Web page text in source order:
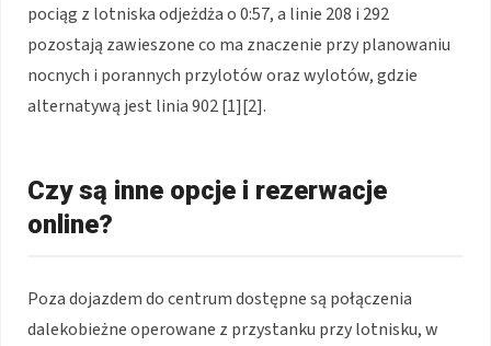
pociąg z lotniska odjeżdża o 0:57, a linie 208 i 292
pozostają zawieszone co ma znaczenie przy planowaniu
nocnych i porannych przylotów oraz wylotów, gdzie
alternatywą jest linia 902 [1][2].
Czy są inne opcje i rezerwacje
online?
Poza dojazdem do centrum dostępne są połączenia
dalekobieżne operowane z przystanku przy lotnisku, w